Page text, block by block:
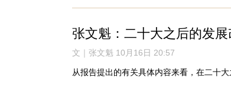
张文魁：二十大之后的发
文｜张文魁 10月16日 20:57
从报告提出的有关具体内容来看，在二十